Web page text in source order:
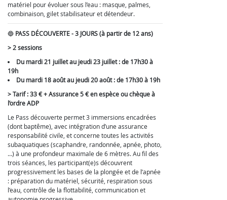
matériel pour évoluer sous l’eau : masque, palmes,
combinaison, gilet stabilisateur et détendeur.
🔵 PASS DÉCOUVERTE - 3 JOURS (à partir de 12 ans)
> 2 sessions
Du mardi 21 juillet au jeudi 23 juillet : de 17h30 à
19h
Du mardi 18 août au jeudi 20 août : de 17h30 à 19h
> Tarif : 33 € + Assurance 5 € en espèce ou chèque à
l’ordre ADP
Le Pass découverte permet 3 immersions encadrées
(dont baptême), avec intégration d’une assurance
responsabilité civile, et concerne toutes les activités
subaquatiques (scaphandre, randonnée, apnée, photo,
…) à une profondeur maximale de 6 mètres. Au fil des
trois séances, les participant(e)s découvrent
progressivement les bases de la plongée et de l’apnée
: préparation du matériel, sécurité, respiration sous
l’eau, contrôle de la flottabilité, communication et